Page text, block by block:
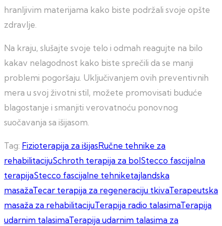
hranljivim materijama kako biste podržali svoje opšte
zdravlje.
Na kraju, slušajte svoje telo i odmah reagujte na bilo
kakav nelagodnost kako biste sprečili da se manji
problemi pogoršaju. Uključivanjem ovih preventivnih
mera u svoj životni stil, možete promovisati buduće
blagostanje i smanjiti verovatnoću ponovnog
suočavanja sa išijasom.
Tag: Fizioterapija za išijasRučne tehnike za
rehabilitacijuSchroth terapija za bolStecco fascijalna
terapijaStecco fascijalne tehniketajlandska
masažaTecar terapija za regeneraciju tkivaTerapeutska
masaža za rehabilitacijuTerapija radio talasimaTerapija
udarnim talasimaTerapija udarnim talasima za